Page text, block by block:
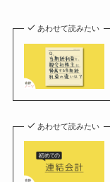
あわせて読みたい
あわせて読みたい